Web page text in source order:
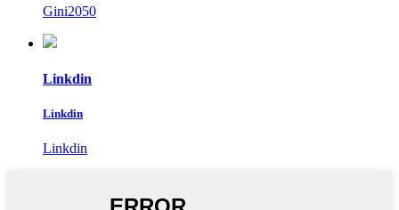
Gini2050
Linkdin
Linkdin
Linkdin